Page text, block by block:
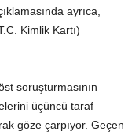
ayrıca,
Kimlik Kartı)
soruşturmasının
üçüncü taraf
göze çarpıyor. Geçen